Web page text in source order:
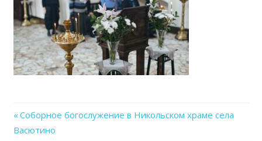
Навигация
Previous
Post:
Соборное богослужение в Никольском храме села
Васютино